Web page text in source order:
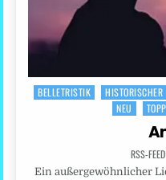
Posted
BELLETRISTIK HISTORISCHER
NEU
RSS-FEED
Ein außergewöhnlicher